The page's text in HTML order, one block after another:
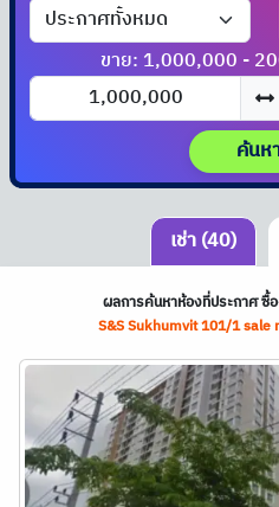
ขาย: 1,000,000 -
ค้นห
เช่า (40)
ผลการค้นหาห้องที่ประกาศ ซื้
S&S Sukhumvit 101/1 sale